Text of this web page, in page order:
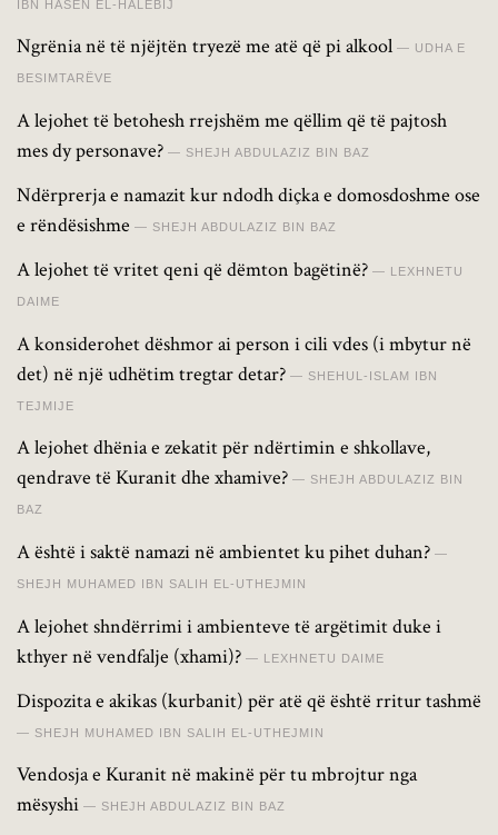
IBN HASEN EL-HALEBIJ
Ngrënia në të njëjtën tryezë me atë që pi alkool UDHA E
BESIMTARËVE
A lejohet të betohesh rrejshëm me qëllim që të pajtosh
mes dy personave?
SHEJH ABDULAZIZ BIN BAZ
Ndërprerja e namazit kur ndodh diçka e domosdoshme ose
e rëndësishme
SHEJH ABDULAZIZ BIN BAZ
A lejohet të vritet qeni që dëmton bagëtinë? LEXHNETU
DAIME
A konsiderohet dëshmor ai person i cili vdes (i mbytur në
det) në një udhëtim tregtar detar?
SHEHUL-ISLAM IBN
TEJMIJE
A lejohet dhënia e zekatit për ndërtimin e shkollave,
qendrave të Kuranit dhe xhamive?
SHEJH ABDULAZIZ BIN
BAZ
A është i saktë namazi në ambientet ku pihet duhan?
SHEJH MUHAMED IBN SALIH EL-UTHEJMIN
A lejohet shndërrimi i ambienteve të argëtimit duke i
kthyer në vendfalje (xhami)?
LEXHNETU DAIME
Dispozita e akikas (kurbanit) për atë që është rritur tashmë
SHEJH MUHAMED IBN SALIH EL-UTHEJMIN
Vendosja e Kuranit në makinë për tu mbrojtur nga
mësyshi
SHEJH ABDULAZIZ BIN BAZ